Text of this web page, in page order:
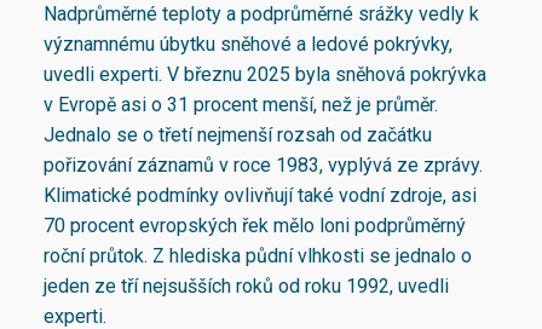
Nadprůměrné teploty a podprůměrné srážky vedly k
významnému úbytku sněhové a ledové pokrývky,
uvedli experti. V březnu 2025 byla sněhová pokrývka
v Evropě asi o 31 procent menší, než je průměr.
Jednalo se o třetí nejmenší rozsah od začátku
pořizování záznamů v roce 1983, vyplývá ze zprávy.
Klimatické podmínky ovlivňují také vodní zdroje, asi
70 procent evropských řek mělo loni podprůměrný
roční průtok. Z hlediska půdní vlhkosti se jednalo o
jeden ze tří nejsušších roků od roku 1992, uvedli
experti.